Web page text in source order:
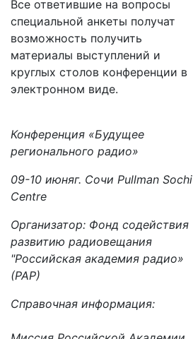
Все ответившие на вопросы
специальной анкеты получат
возможность получить
материалы выступлений и
круглых столов конференции в
электронном виде.
Конференция «Будущее
регионального радио»
09-10 июняг. Сочи Pullman Sochi
Centre
Организатор: Фонд содействия
развитию радиовещания
"Российская академия радио»
(РАР)
Справочная информация: